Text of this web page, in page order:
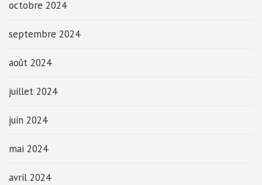
octobre 2024
septembre 2024
août 2024
juillet 2024
juin 2024
mai 2024
avril 2024